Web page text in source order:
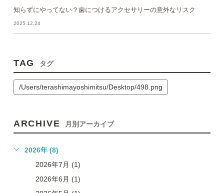
知らずにやってない？歯につけるアクセサリーの意外なリスク
2025.12.24
TAG タグ
/Users/terashimayoshimitsu/Desktop/498.png
ARCHIVE 月別アーカイブ
2026年 (8)
2026年7月 (1)
2026年6月 (1)